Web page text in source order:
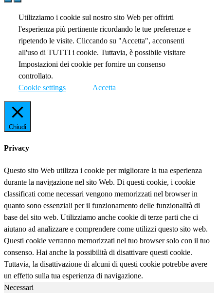
Utilizziamo i cookie sul nostro sito Web per offrirti
l'esperienza più pertinente ricordando le tue preferenze e
ripetendo le visite. Cliccando su "Accetta", acconsenti
all'uso di TUTTI i cookie. Tuttavia, è possibile visitare
Impostazioni dei cookie per fornire un consenso
controllato.
Cookie settings
Accetta
Chiudi
Privacy
Questo sito Web utilizza i cookie per migliorare la tua esperienza
durante la navigazione nel sito Web. Di questi cookie, i cookie
classificati come necessari vengono memorizzati nel browser in
quanto sono essenziali per il funzionamento delle funzionalità di
base del sito web. Utilizziamo anche cookie di terze parti che ci
aiutano ad analizzare e comprendere come utilizzi questo sito web.
Questi cookie verranno memorizzati nel tuo browser solo con il tuo
consenso. Hai anche la possibilità di disattivare questi cookie.
Tuttavia, la disattivazione di alcuni di questi cookie potrebbe avere
un effetto sulla tua esperienza di navigazione.
Necessari